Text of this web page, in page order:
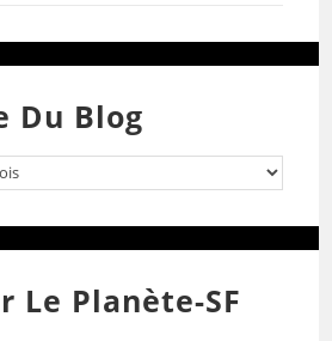
Du Blog
Le Planète-SF